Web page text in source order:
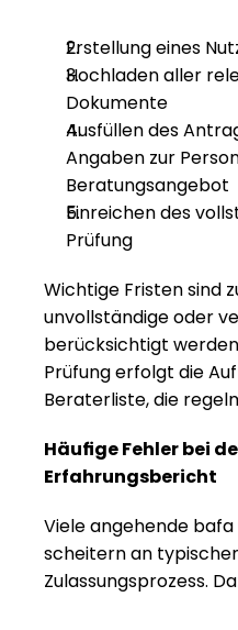
Erstellung eines
Hochladen aller
Dokumente
Ausfüllen des
Angaben zur
Beratungsangebot
Einreichen des
Prüfung
Wichtige Fristen sind
unvollständige oder
berücksichtigt
Prüfung erfolgt die
Beraterliste, die
Häufige Fehler bei
Erfahrungsbericht
Viele angehende
scheitern an
Zulassungsprozess.